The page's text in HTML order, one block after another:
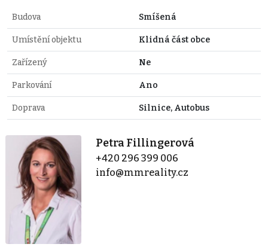
Budova Smíšená
Umístění objektu Klidná část obce
Zařízený Ne
Parkování Ano
Doprava Silnice, Autobus
Petra Fillingerová
+420 296 399 006
info@mmreality.cz